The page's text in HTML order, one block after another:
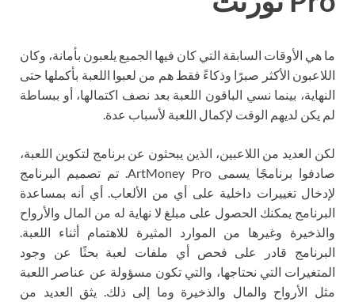
ما هي الأوقات السابقة التي كان فيها الجميع يلعبون بأمانة، وكان
اللاعبون الأكثر صبرًا وذكاءً فقط هم من لعبوا اللعبة بأكملها حتى
النهاية، بينما نسي الباقون اللعبة بعد نصف اكتمالها، أو ببساطة
لم يكن لديهم الوقت لإكمال اللعبة لأسباب عدة.
لكن العديد من اللاعبين، الذين يبحثون عن برنامج لتكوين اللعبة،
صادفوا برنامجًا يسمى ArtMoney Pro. تم تصميم البرنامج
لإدخال تغييرات داخلية على أي من الألعاب. أي أنه بمساعدة
البرنامج يمكنك الحصول على مبلغ لا نهاية له من المال والأرواح
والذخيرة وغيرها من الموارد المثيرة للاهتمام أثناء اللعبة.
البرنامج قادر على فحص أي ملفات لعبة بحثًا عن وجود
المتغيرات التي نحتاجها، والتي تكون مسؤولة عن عناصر اللعبة
مثل الأرواح والمال والذخيرة وما إلى ذلك. يثق العديد من